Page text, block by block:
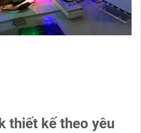
thiết kế theo yêu